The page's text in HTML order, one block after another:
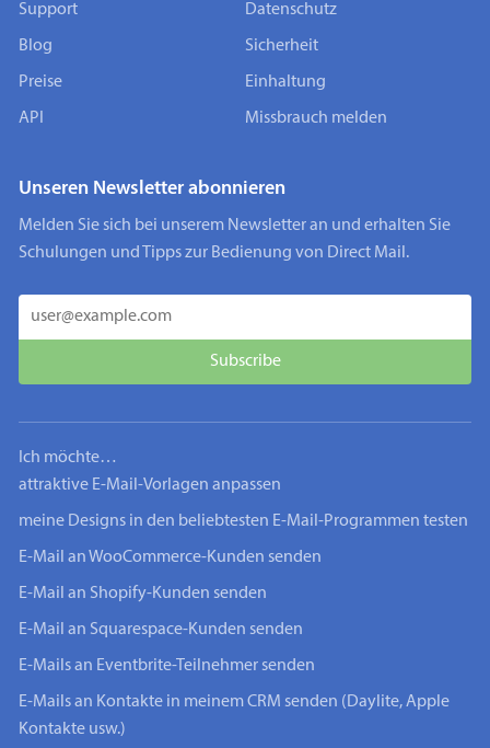
Support
Blog
Preise
API
Datenschutz
Sicherheit
Einhaltung
Missbrauch melden
Unseren Newsletter abonnieren
Melden Sie sich bei unserem Newsletter an und erhalten Sie
Schulungen und Tipps zur Bedienung von Direct Mail.
Ich möchte…
attraktive E-Mail-Vorlagen anpassen
meine Designs in den beliebtesten E-Mail-Programmen testen
E-Mail an WooCommerce-Kunden senden
E-Mail an Shopify-Kunden senden
E-Mail an Squarespace-Kunden senden
E-Mails an Eventbrite-Teilnehmer senden
E-Mails an Kontakte in meinem CRM senden (Daylite, Apple
Kontakte usw.)